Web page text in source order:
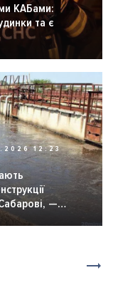
КАБами:
та є
12:23
—